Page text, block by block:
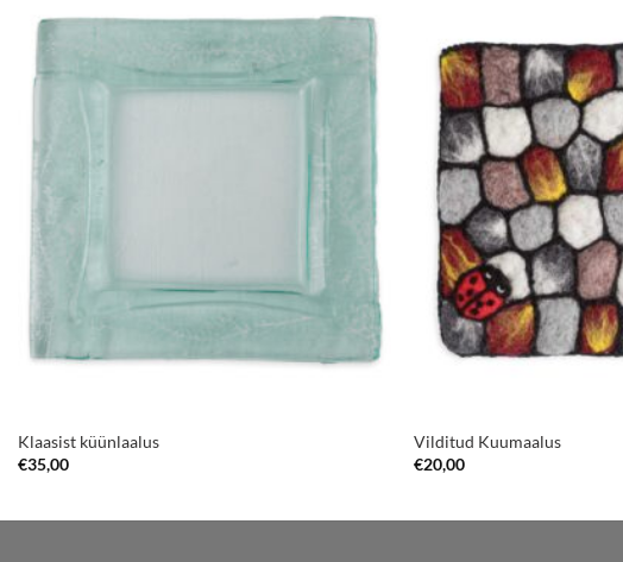
Klaasist küünlaalus
€35,00
Vilditud Kuumaalus
€20,00